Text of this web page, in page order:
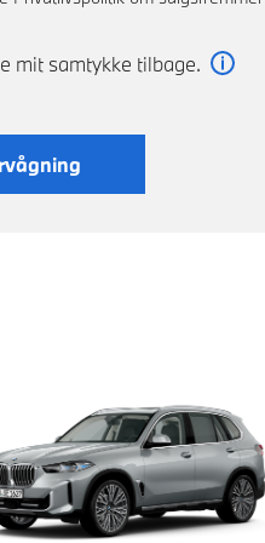
mit samtykke tilbage.